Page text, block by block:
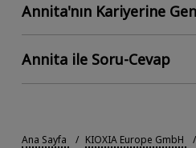
Annita'nın Kariyerine
Annita ile Soru-Cevap
Ana Sayfa KIOXIA Europe GmbH